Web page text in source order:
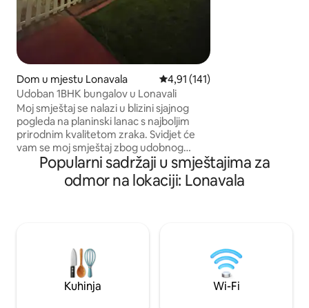
Dom u mjestu Lonavala Prosječna ocjena: 4,91 od 5,
4,91 (141)
Udoban 1BHK bungalov u Lonavali
Moj smještaj se nalazi u blizini sjajnog
pogleda na planinski lanac s najboljim
prirodnim kvalitetom zraka. Svidjet će
vam se moj smještaj zbog udobnog
kreveta, udobnih svjetala, kuhinje i bara.
Moj smještaj je pogodan za parove,
avanturiste koji putuju sami, turističke
užurbanog rasporeda Mumbaija ili Pune
gdje će se osloboditi sav stres. Ovaj 1BHK
ima luksuzno namještenu sobu.
Popularni sadržaji u smještajima za
odmor na lokaciji: Lonavala
Kuhinja Wi-Fi